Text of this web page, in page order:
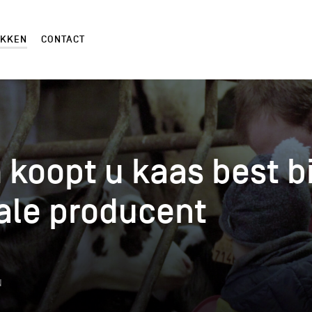
CONTACT
koopt u kaas best
producent
koopt u kaas best
producent